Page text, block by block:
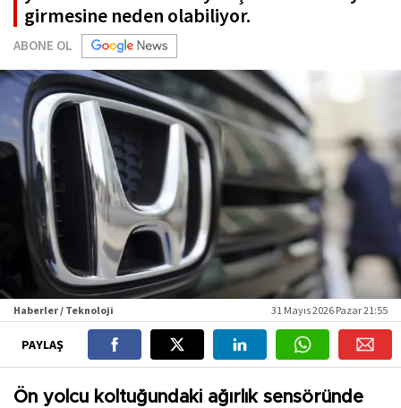
girmesine neden olabiliyor.
ABONE OL
Haberler / Teknoloji 31 Mayıs 2026 Pazar 21:55
PAYLAŞ
Ön yolcu koltuğundaki ağırlık sensöründe